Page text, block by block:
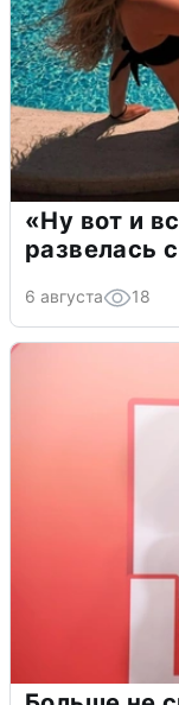
«Ну вот и
развелась
6 августа 18